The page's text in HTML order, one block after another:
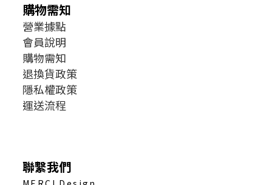
購物需知
營業據點
會員說明
購物需知
退換貨政策
隱私權政策
運送流程
聯繫我們